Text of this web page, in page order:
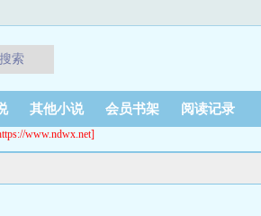
搜索
其他小说 会员书架 阅读记录
www.ndwx.net]